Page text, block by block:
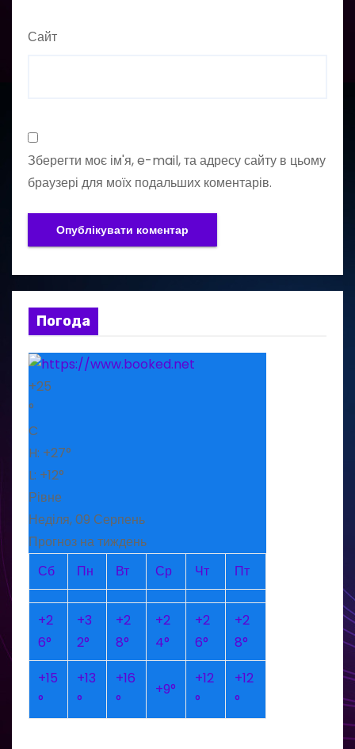
Сайт
Зберегти моє ім'я, e-mail, та адресу сайту в цьому
браузері для моїх подальших коментарів.
Погода
+25
°
C
H: +27°
L: +12°
Рівне
Неділя, 09 Серпень
Прогноз на тиждень
Сб
Пн Вт Ср Чт Пт
+2
6°
+3
2°
+2
8°
+2
4°
+2
6°
+2
8°
+15
°
+13
°
+16
°
+9°
+12
°
+12
°